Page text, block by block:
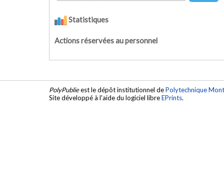
Statistiques
Actions réservées au personnel
PolyPublieest le dépôt institutionnel dePolytechnique
Site développé à l'aide du logiciel libreEPrints.